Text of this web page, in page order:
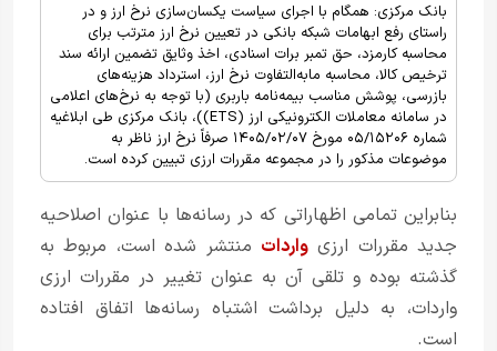
بانک مرکزی: همگام با اجرای سیاست یکسان‌سازی نرخ ارز و در
راستای رفع ابهامات شبکه بانکی در تعیین نرخ ارز مترتب برای
محاسبه کارمزد، حق تمبر برات اسنادی، اخذ وثایق تضمین ارائه سند
ترخیص کالا، محاسبه مابه‌التفاوت نرخ ارز، استرداد هزینه‌های
بازرسی، پوشش مناسب بیمه‌نامه باربری (با توجه به نرخ‌های اعلامی
در سامانه معاملات الکترونیکی ارز (ETS))، بانک مرکزی طی ابلاغیه
شماره ۰۵/۱۵۲۰۶ مورخ ۱۴۰۵/۰۲/۰۷ صرفاً نرخ ارز ناظر به
موضوعات مذکور را در مجموعه مقررات ارزی تبیین کرده است.
بنابراین تمامی اظهاراتی که در رسانه‌ها با عنوان اصلاحیه
جدید مقررات ارزیواردات منتشر شده است، مربوط به
گذشته بوده و تلقی آن به عنوان تغییر در مقررات ارزی
واردات، به دلیل برداشت اشتباه رسانه‌ها اتفاق افتاده
است.